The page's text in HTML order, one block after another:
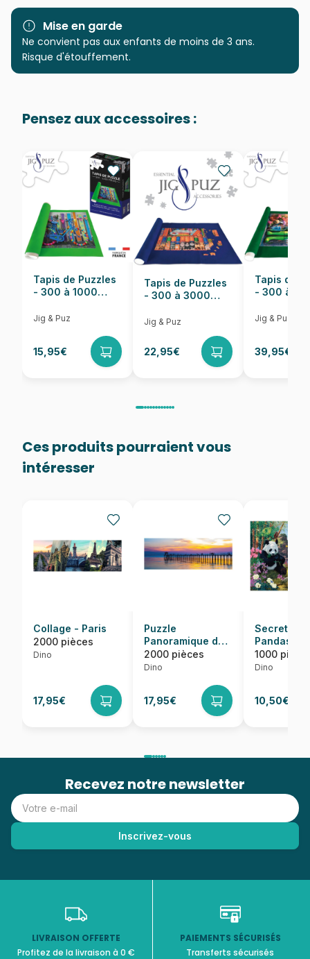
Marque Dino
Catégorie
Puzzles - Littérature,
EAN 8590878561267
Nombre de pièces 2000 pièces
Dimensions 97 x 69 cm
Mise en garde
Ne convient pas aux enfants de moins de 3 ans.
Risque d'étouffement.
Pensez aux accessoires :
Tapis de Puzzles
- 300 à 1000
Jig & Puz
15,95€
Tapis de Puzzles
- 300 à 3000
Jig & Puz
22,95€
Tapis de
- 300 à
Jig & Puz
39,95€
Ces produits pourraient vous
intéresser
Collage - Paris
2000 pièces
Dino
17,95€
Puzzle
Panoramique du
Golfe de Thailand
2000 pièces
Dino
17,95€
Secret
Pandas
1000
Dino
10,50€
Recevez notre newsletter
LIVRAISON OFFERTE
Profitez de la livraison à 0 €
PAIEMENTS SÉCURISÉS
Transferts sécurisés